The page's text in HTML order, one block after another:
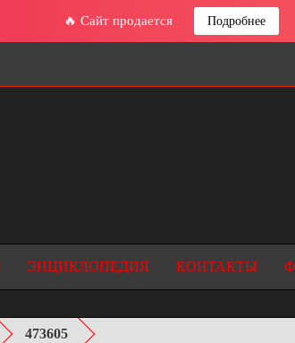
🔥 Сайт продается Подробнее
ЭНЦИКЛОПЕДИЯ КОНТАКТЫ
473605